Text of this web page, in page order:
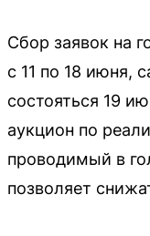
Сбор заявок на
с 11 по 18 июня,
состояться 19
аукцион по
проводимый в
позволяет